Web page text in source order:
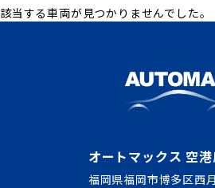
該当する車両が見つかりませんでした。
オートマックス 空
福岡県福岡市博多区西